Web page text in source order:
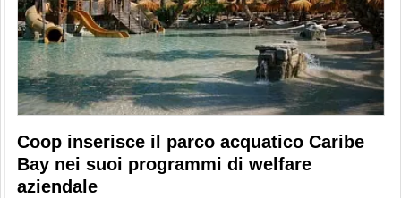
Coop inserisce il parco acquatico Caribe
Bay nei suoi programmi di welfare
aziendale